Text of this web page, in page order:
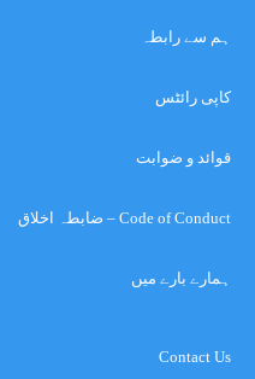
ہم سے رابطہ
کاپی رائٹس
قوائد و ضوابت
Code of Conduct – ضابطہ اخلاق
ہمارے بارے میں
Contact Us